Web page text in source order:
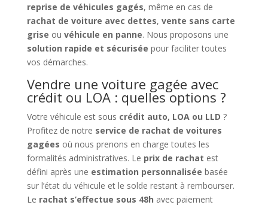
reprise de véhicules gagés, même en cas de
rachat de voiture avec dettes, vente sans carte
grise ou véhicule en panne. Nous proposons une
solution rapide et sécurisée pour faciliter toutes
vos démarches.
Vendre une voiture gagée avec
crédit ou LOA : quelles options ?
Votre véhicule est sous crédit auto, LOA ou LLD ?
Profitez de notre service de rachat de voitures
gagées où nous prenons en charge toutes les
formalités administratives. Le prix de rachat est
défini après une estimation personnalisée basée
sur l’état du véhicule et le solde restant à rembourser.
Le rachat s’effectue sous 48h avec paiement